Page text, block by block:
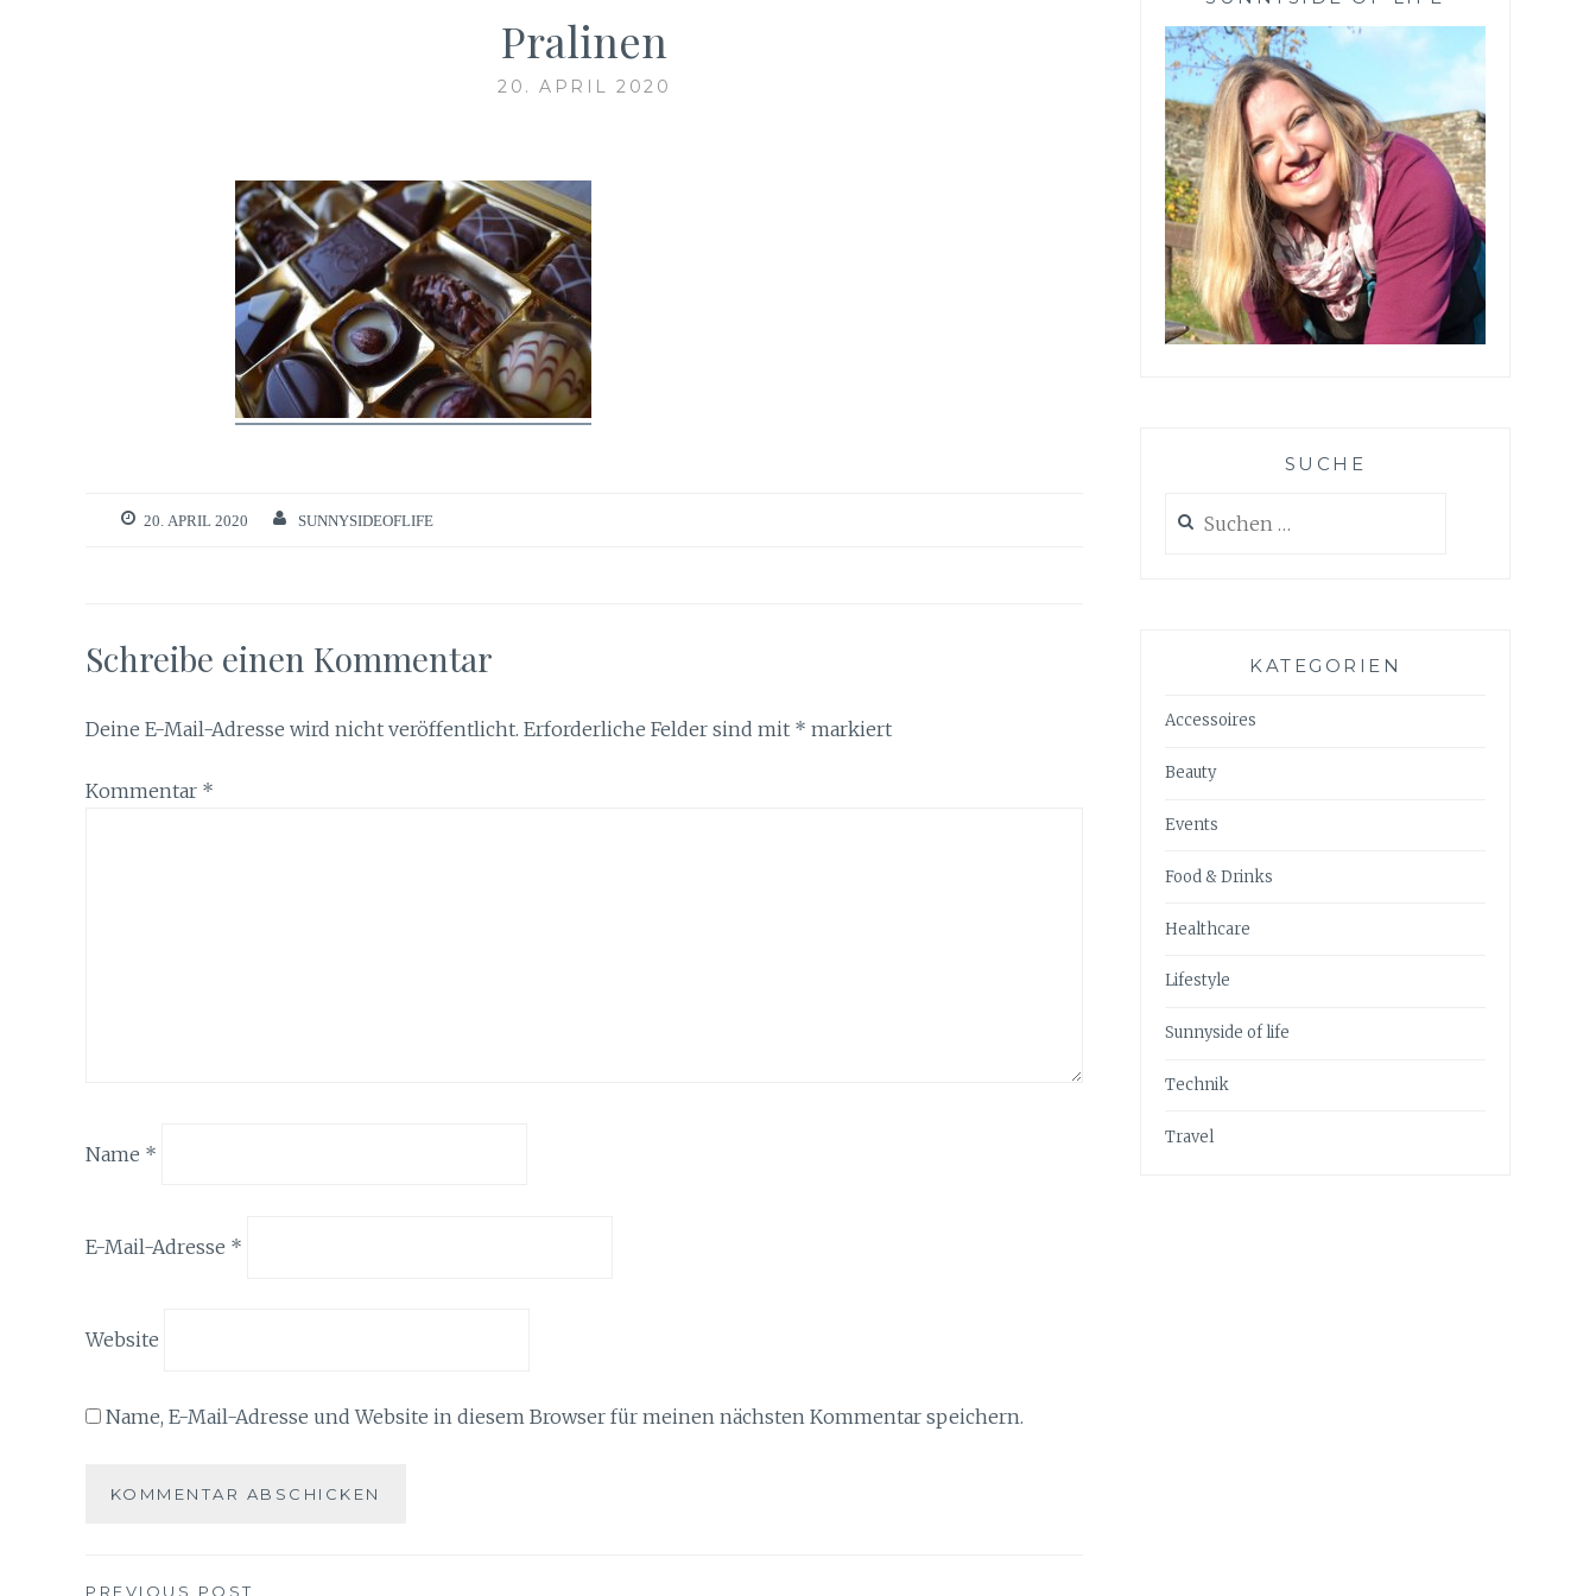
Pralinen
20. APRIL 2020
20. APRIL 2020 SUNNYSIDEOFLIFE
Schreibe einen Kommentar
Deine E-Mail-Adresse wird nicht veröffentlicht. Erforderliche Felder sind mit * markiert
Kommentar *
Name *
E-Mail-Adresse *
Website
Name, E-Mail-Adresse und Website in diesem Browser für meinen nächsten Kommentar speichern.
PREVIOUS POST
SUCHE
nach:
KATEGORIEN
Accessoires
Beauty
Events
Food & Drinks
Healthcare
Lifestyle
Sunnyside of life
Technik
Travel